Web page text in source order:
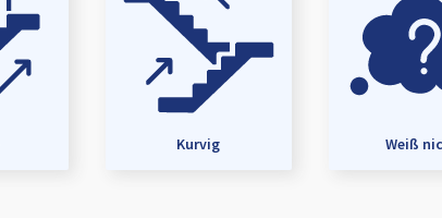
Kurvig Weiß